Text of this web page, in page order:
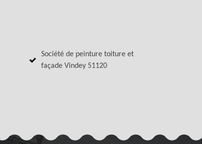
Société de peinture toiture et
façade Vindey 51120